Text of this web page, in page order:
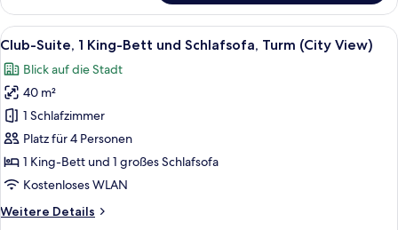
Suite,
1 King-
Bett
Schlafsofa,
Stadtblick
Alle
Fotos
für
Club-
Suite,
1 King-
Bett
und
Turm
Ein Hotelzimmer mit einem großen
6
Club-Suite, 1 King-Bett und Schlafsofa, Turm (City View)
Blick auf die Stadt
40 m²
1 Schlafzimmer
Platz für 4 Personen
1 King-Bett und 1 großes Schlafsofa
Kostenloses WLAN
Weitere Details
Weitere